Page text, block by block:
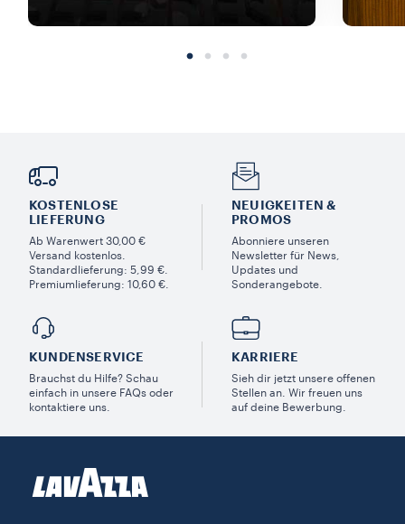
KOSTENLOSE
LIEFERUNG
Ab Warenwert 30,00 €
Versand kostenlos.
Standardlieferung: 5,99 €.
Premiumlieferung: 10,60 €.
NEUIGKEITEN &
PROMOS​
Abonniere unseren
Newsletter für News,
Updates und
Sonderangebote.
KUNDENSERVICE​
Brauchst du Hilfe? Schau
einfach in unsere FAQs oder
kontaktiere uns.
KARRIERE
Sieh dir jetzt unsere offenen
Stellen an. Wir freuen uns
auf deine Bewerbung.